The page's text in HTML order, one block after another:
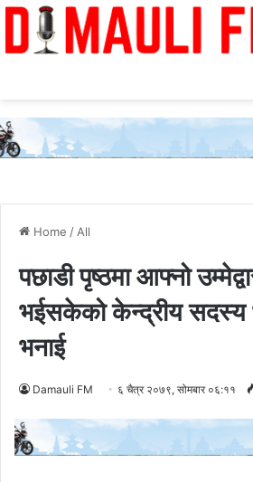
Home / All
पछाडी पृष्ठमा आफ्नो
भईसकेको केन्द्रीय सदस्य
भनाई
Damauli FM ६ चैत्र २०७९, सोमबार ०६:११